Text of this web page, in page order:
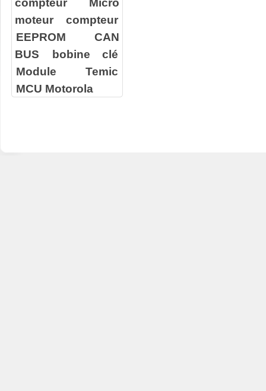
moteur compteur
EEPROM
CAN
BUS
bobine clé
Module Temic
MCU Motorola